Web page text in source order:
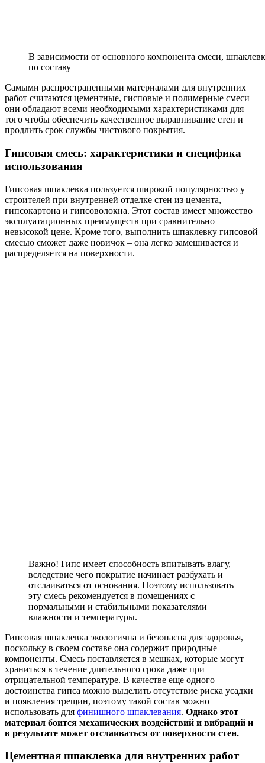
В зависимости от основного компонента смеси,
по составу
Самыми распространенными материалами для внутренних
работ считаются цементные, гисповые и полимерные смеси –
они обладают всеми необходимыми характеристиками для
того чтобы обеспечить качественное выравнивание стен и
продлить срок службы чистового покрытия.
Гипсовая смесь: характеристики и специфика
использования
Гипсовая шпаклевка пользуется широкой популярностью у
строителей при внутренней отделке стен из цемента,
гипсокартона и гипсоволокна. Этот состав имеет множество
эксплуатационных преимуществ при сравнительно
невысокой цене. Кроме того, выполнить шпаклевку гипсовой
смесью сможет даже новичок – она легко замешивается и
распределяется на поверхности.
Важно! Гипс имеет способность впитывать влагу,
вследствие чего покрытие начинает разбухать и
отслаиваться от основания. Поэтому использовать
эту смесь рекомендуется в помещениях с
нормальными и стабильными показателями
влажности и температуры.
Гипсовая шпаклевка экологична и безопасна для здоровья,
поскольку в своем составе она содержит природные
компоненты. Смесь поставляется в мешках, которые могут
храниться в течение длительного срока даже при
отрицательной температуре. В качестве еще одного
достоинства гипса можно выделить отсутствие риска усадки
и появления трещин, поэтому такой состав можно
использовать для финишного шпаклевания. Однако этот
материал боится механических воздействий и вибраций и
в результате может отслаиваться от поверхности стен.
Цементная шпаклевка для внутренних работ